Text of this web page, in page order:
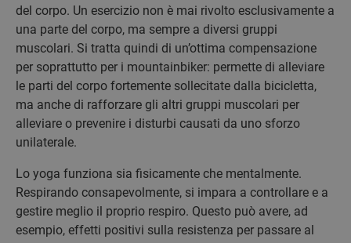
del corpo. Un esercizio non è mai rivolto esclusivamente a
una parte del corpo, ma sempre a diversi gruppi
muscolari. Si tratta quindi di un’ottima compensazione
per soprattutto per i mountainbiker: permette di alleviare
le parti del corpo fortemente sollecitate dalla bicicletta,
ma anche di rafforzare gli altri gruppi muscolari per
alleviare o prevenire i disturbi causati da uno sforzo
unilaterale.
Lo yoga funziona sia fisicamente che mentalmente.
Respirando consapevolmente, si impara a controllare e a
gestire meglio il proprio respiro. Questo può avere, ad
esempio, effetti positivi sulla resistenza per passare al